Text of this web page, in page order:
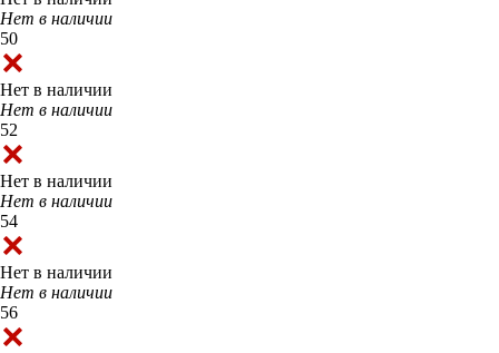
Нет в наличии
50
Нет в наличии
Нет в наличии
52
Нет в наличии
Нет в наличии
54
Нет в наличии
Нет в наличии
56